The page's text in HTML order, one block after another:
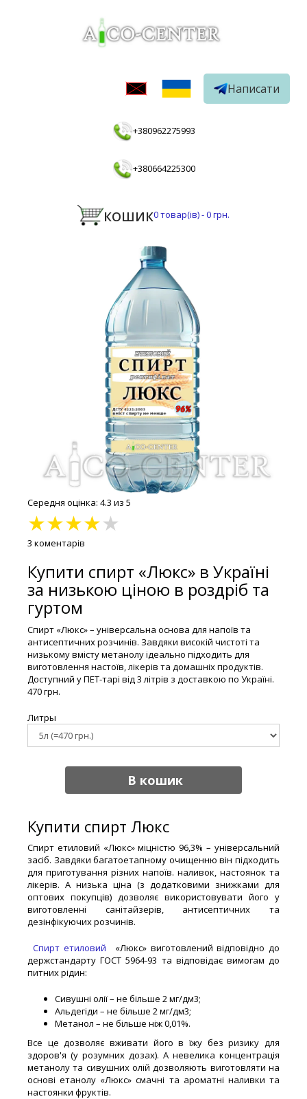
Написати
+380962275993
+380664225300
КОШИК0товар(ів) -0 грн.
Середня оцінка: 4.3 из 5
★★★★★
3 коментарів
Купити спирт «Люкс» в Україні
за низькою ціною в роздріб та
гуртом
Спирт «Люкс» – універсальна основа для напоїв та
антисептичних розчинів. Завдяки високій чистоті та
низькому вмісту метанолу ідеально підходить для
виготовлення настоїв, лікерів та домашніх продуктів.
Доступний у ПЕТ-тарі від 3 літрів з доставкою по Україні.
470 грн.
Литры
В кошик
Купити спирт Люкс
Спирт етиловий «Люкс» міцністю 96,3% – універсальний
засіб. Завдяки багатоетапному очищенню він підходить
для приготування різних напоїв. наливок, настоянок та
лікерів. А низька ціна (з додатковими знижками для
оптових покупців) дозволяє використовувати його у
виготовленні санітайзерів, антисептичних та
дезінфікуючих розчинів.
Спирт етиловий
«Люкс» виготовлений відповідно до
держстандарту ГОСТ 5964-93 та відповідає вимогам до
питних рідин:
Сивушні олії – не більше 2 мг/дм3;
Альдегіди – не більше 2 мг/дм3;
Метанол – не більше ніж 0,01%.
Все це дозволяє вживати його в їжу без ризику для
здоров'я (у розумних дозах). А невелика концентрація
метанолу та сивушних олій дозволяють виготовляти на
основі етанолу «Люкс» смачні та ароматні наливки та
настоянки фруктів.